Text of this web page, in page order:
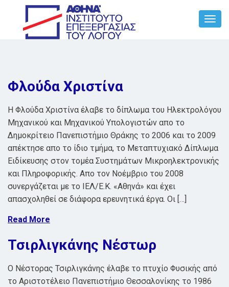
Φλούδα Χριστίνα
H Φλούδα Χριστίνα έλαβε το δίπλωμα του Ηλεκτρολόγου
Μηχανικού και Μηχανικού Υπολογιστών απο το
Δημοκρίτειο Πανεπιστήμιο Θράκης το 2006 και το 2009
απέκτησε απο το ίδιο τμήμα, το Μεταπτυχιακό Δίπλωμα
Ειδίκευσης στον τομέα Συστημάτων Μικροηλεκτρονικής
και Πληροφορικής. Aπο τον Νοέμβριο του 2008
συνεργάζεται με το ΙΕΛ/Ε.Κ. «Αθηνά» και έχει
απασχοληθεί σε διάφορα ερευνητικά έργα. Οι […]
Read More
Τσιρλιγκάνης Νέστωρ
O Νέστορας Τσιρλιγκάνης έλαβε το πτυχίο Φυσικής από
το Αριστοτέλειο Πανεπιστήμιο Θεσσαλονίκης το 1986